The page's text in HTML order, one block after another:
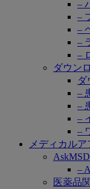
–
–
–
–
–
ダウン
ダ
–
–
–
–
メディカル
–
医薬品